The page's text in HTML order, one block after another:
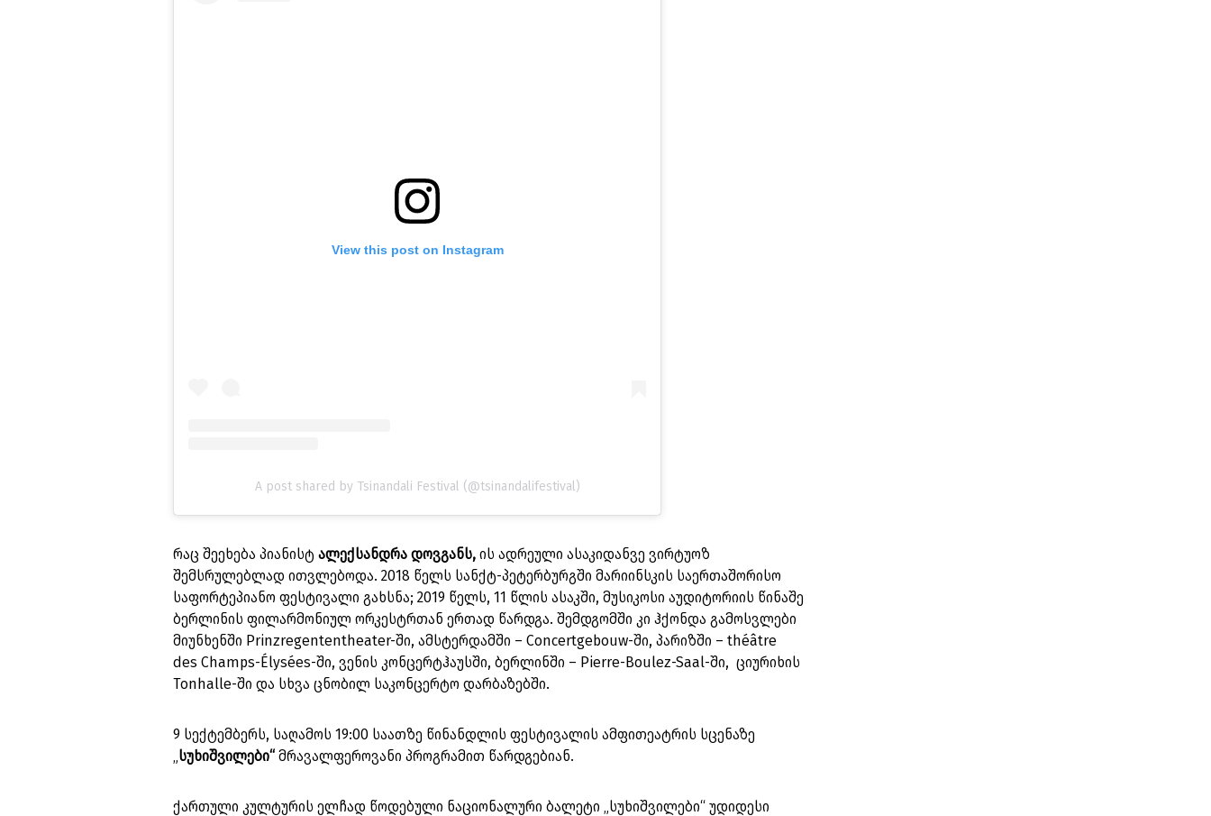
View this post on Instagram
A post shared by Tsinandali Festival (@tsinandalifestival)
რაც შეეხება პიანისტ ალექსანდრა დოვგანს, ის ადრეული ასაკიდანვე ვირტუოზ
შემსრულებლად ითვლებოდა. 2018 წელს სანქტ-პეტერბურგში მარიინსკის საერთაშორისო
საფორტეპიანო ფესტივალი გახსნა; 2019 წელს, 11 წლის ასაკში, მუსიკოსი აუდიტორიის წინაშე
ბერლინის ფილარმონიულ ორკესტრთან ერთად წარდგა. შემდგომში კი ჰქონდა გამოსვლები
მიუნხენში Prinzregententheater-ში, ამსტერდამში – Concertgebouw-ში, პარიზში – théâtre
des Champs-Élysées-ში, ვენის კონცერტჰაუსში, ბერლინში – Pierre-Boulez-Saal-ში, ციურიხის
Tonhalle-ში და სხვა ცნობილ საკონცერტო დარბაზებში.
9 სექტემბერს, საღამოს 19:00 საათზე წინანდლის ფესტივალის ამფითეატრის სცენაზე
„სუხიშვილები“ მრავალფეროვანი პროგრამით წარდგებიან.
ქართული კულტურის ელჩად წოდებული ნაციონალური ბალეტი „სუხიშვილები“ უდიდესი